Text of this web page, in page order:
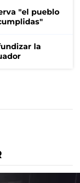
"el pueblo
la